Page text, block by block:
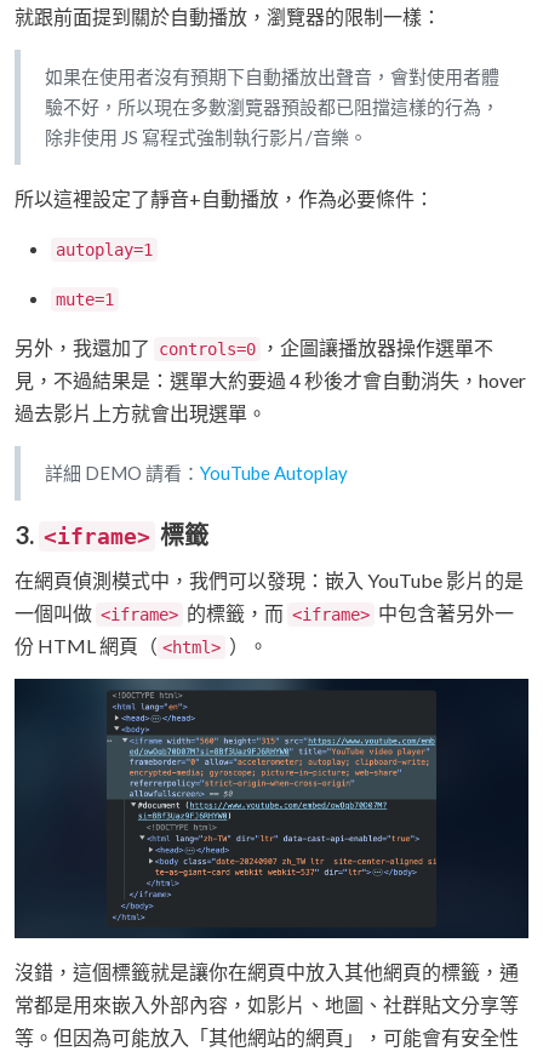
就跟前面提到關於自動播放，瀏覽器的限制一樣：
如果在使用者沒有預期下自動播放出聲音，會對使用者體
驗不好，所以現在多數瀏覽器預設都已阻擋這樣的行為，
除非使用 JS 寫程式強制執行影片/音樂。
所以這裡設定了靜音+自動播放，作為必要條件：
autoplay=1
mute=1
另外，我還加了 controls=0
，企圖讓播放器操作選單不
見，不過結果是：選單大約要過 4 秒後才會自動消失，hover
過去影片上方就會出現選單。
詳細 DEMO 請看： YouTube Autoplay
3. <iframe> 標籤
在網頁偵測模式中，我們可以發現：嵌入 YouTube 影片的是
一個叫做 <iframe> 的標籤，而 <iframe> 中包含著另外一
份 HTML 網頁（ <html> ）。
沒錯，這個標籤就是讓你在網頁中放入其他網頁的標籤，通
常都是用來嵌入外部內容，如影片、地圖、社群貼文分享等
等。但因為可能放入「其他網站的網頁」，可能會有安全性